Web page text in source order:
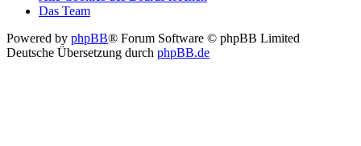
Das Team
Powered by phpBB® Forum Software © phpBB Limited
Deutsche Übersetzung durch phpBB.de